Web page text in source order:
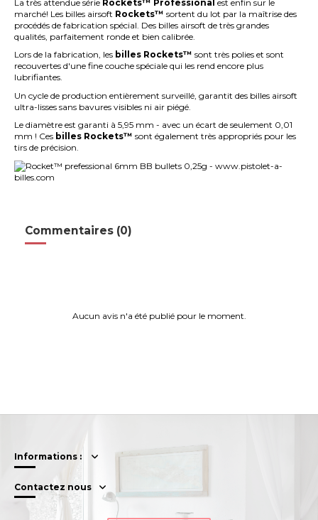
La très attendue série Rockets™ Professional est enfin sur le
marché! Les billes airsoft Rockets™ sortent du lot par la maîtrise des
procédés de fabrication spécial. Des billes airsoft de très grandes
qualités, parfaitement ronde et bien calibrée.
Lors de la fabrication, les billes Rockets™ sont très polies et sont
recouvertes d'une fine couche spéciale qui les rend encore plus
lubrifiantes.
Un cycle de production entièrement surveillé, garantit des billes airsoft
ultra-lisses sans bavures visibles ni air piégé.
Le diamètre est garanti à5,95 mm - avec un écart de seulement 0,01
mm ! Ces billes Rockets™ sont également très appropriés pour les
tirs de précision.
Commentaires (0)
Aucun avis n'a été publié pour le moment.
Informations :
Contactez nous